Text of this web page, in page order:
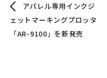
アパレル専用インクジ
ェットマーキングプロッタ
「AR-9100」を新発売